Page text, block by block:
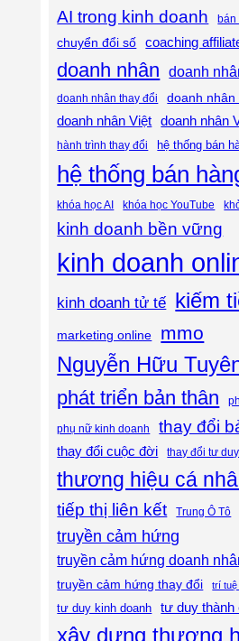
AI trong kinh doanh bán
chuyển đổi số coaching
doanh nhân doanh
doanh nhân thay đổi doanh
doanh nhân Việt doanh nhân
hành trình thay đổi hệ thống bán
hệ thống bán
khóa học AI khóa học YouTube
kinh doanh bền vững
kinh doanh
kinh doanh tử tế kiếm
marketing online mmo
Nguyễn Hữu
phát triển bản thân
phụ nữ kinh doanh thay đổi
thay đổi cuộc đời thay đổi tư duy
thương hiệu cá
tiếp thị liên kết Trung Ô Tô
truyền cảm hứng
truyền cảm hứng doanh
truyền cảm hứng thay đổi trí tuệ
tư duy kinh doanh tư duy thành
xây dựng thương